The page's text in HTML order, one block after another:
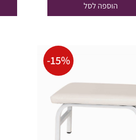
₪3,500.00.הוספה לסל
-15%